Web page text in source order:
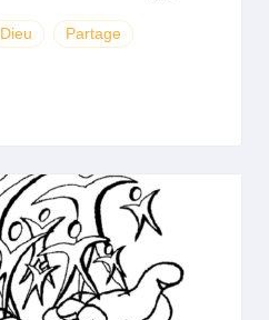
Dieu Partage